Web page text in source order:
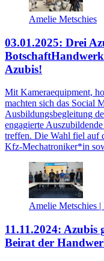
Amelie Metschies
03.01.2025: Drei
Botschaft
Azubis!
Mit Kameraequipment,
machten sich das Social
Ausbildungsbegleitung
engagierte
treffen. Die Wahl fiel auf
Kfz-Mechatroniker*in
Amelie Metschies
11.11.2024: Azubis
Beirat der